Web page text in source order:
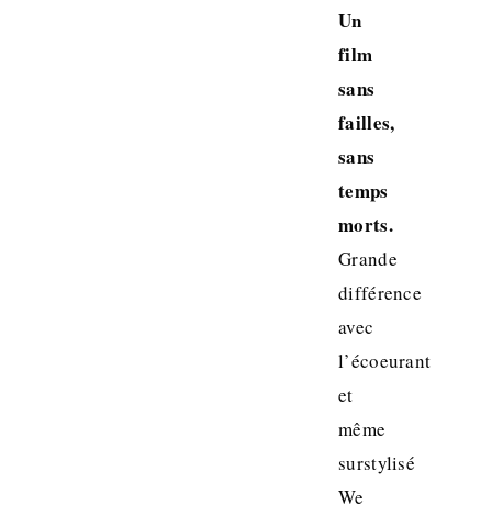
Un
film
sans
failles,
sans
temps
morts.
Grande
différence
avec
l’écoeurant
et
même
surstylisé
We